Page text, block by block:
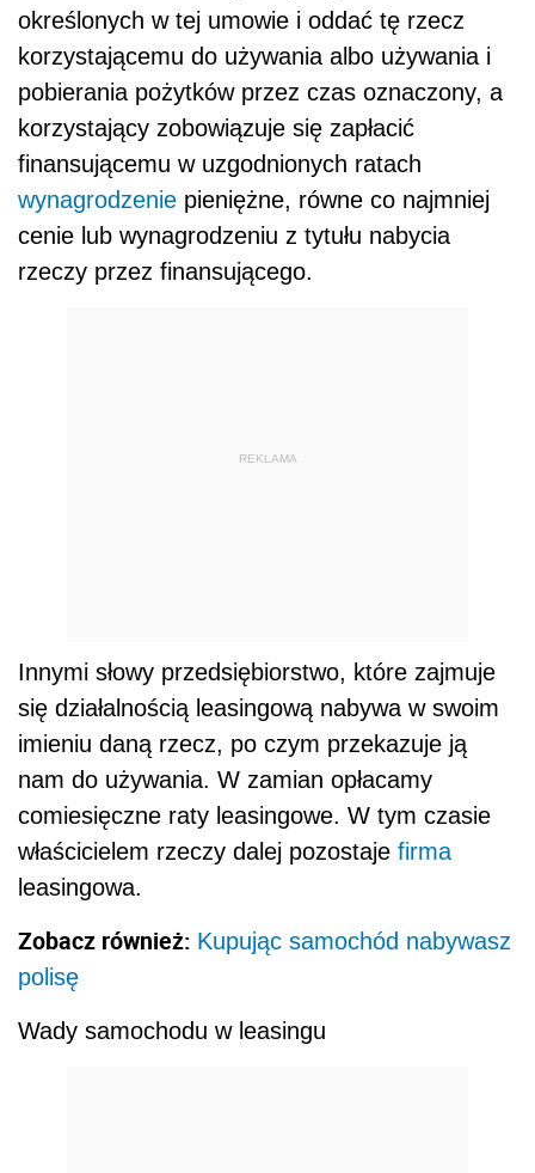
określonych w tej umowie i oddać tę rzecz
korzystającemu do używania albo używania i
pobierania pożytków przez czas oznaczony, a
korzystający zobowiązuje się zapłacić
finansującemu w uzgodnionych ratach
wynagrodzenie pieniężne, równe co najmniej
cenie lub wynagrodzeniu z tytułu nabycia
rzeczy przez finansującego.
REKLAMA
Innymi słowy przedsiębiorstwo, które zajmuje
się działalnością leasingową nabywa w swoim
imieniu daną rzecz, po czym przekazuje ją
nam do używania. W zamian opłacamy
comiesięczne raty leasingowe. W tym czasie
właścicielem rzeczy dalej pozostaje firma
leasingowa.
Zobacz również: Kupując samochód nabywasz
polisę
Wady samochodu w leasingu